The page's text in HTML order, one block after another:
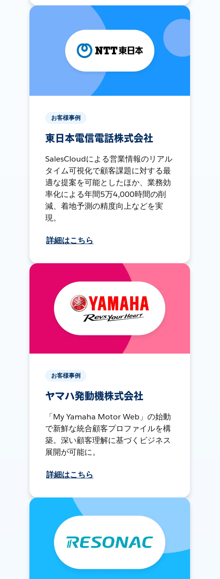
お客様事例
東日本電信電話株式会社
SalesCloudによる営業情報のリアル
タイム可視化で顧客課題に対する最
適な提案を可能としたほか、業務効
率化による年間5万4,000時間の削
減、着地予測の精度向上などを実
現。
詳細はこちら
お客様事例
ヤマハ発動機株式会社
「My Yamaha Motor Web」の始動
で新鮮な統合顧客プロファイルを構
築。深い顧客理解に基づくビジネス
展開が可能に。
詳細はこちら